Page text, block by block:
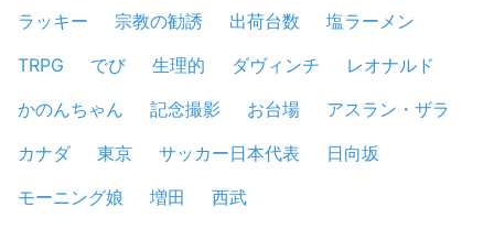
ラッキー
宗教の勧誘 出荷台数
塩ラーメン
TRPG
でび 生理的 ダヴィンチ
レオナルド
かのんちゃん
記念撮影 お台場
アスラン・ザラ
カナダ
東京 サッカー日本代表
日向坂
モーニング娘
増田 西武